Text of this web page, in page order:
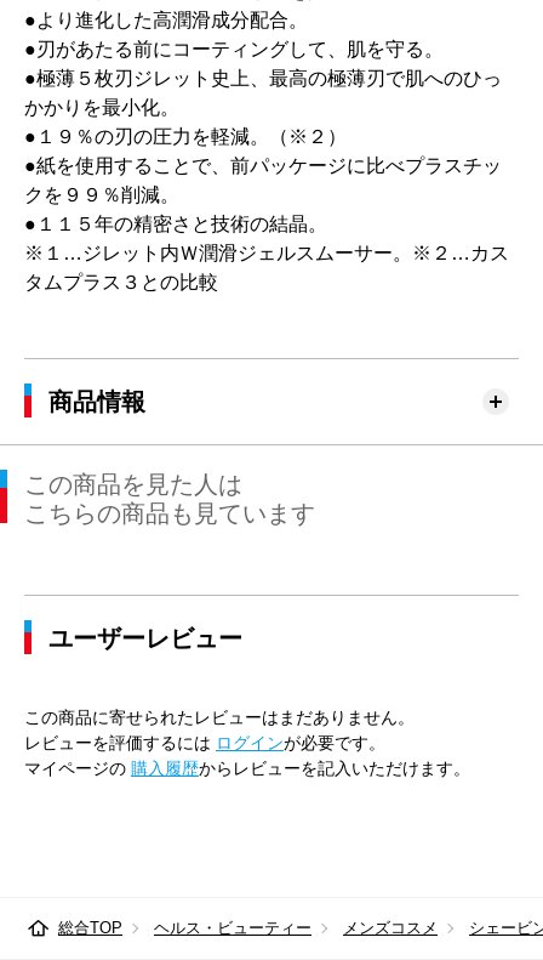
●より進化した高潤滑成分配合。
●刃があたる前にコーティングして、肌を守る。
●極薄５枚刃ジレット史上、最高の極薄刃で肌へのひっ
かかりを最小化。
●１９％の刃の圧力を軽減。（※２）
●紙を使用することで、前パッケージに比べプラスチッ
クを９９％削減。
●１１５年の精密さと技術の結晶。
※１…ジレット内Ｗ潤滑ジェルスムーサー。※２…カス
タムプラス３との比較
商品情報
この商品を見た人は
こちらの商品も見ています
ユーザーレビュー
この商品に寄せられたレビューはまだありません。
レビューを評価するには ログインが必要です。
マイページの 購入履歴からレビューを記入いただけます。
総合TOP ヘルス・ビューティー メンズコスメ シェービ